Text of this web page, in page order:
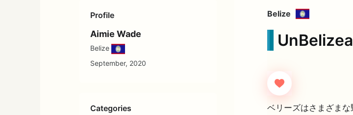
Profile
Aimie Wade
Belize
September, 2020
Categories
Belize
ベリーズはさまざまな